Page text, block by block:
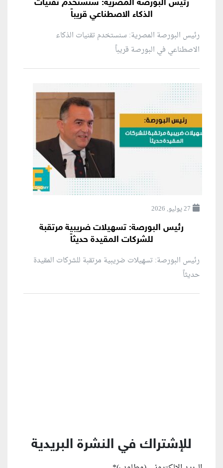
رئيس البورصة المصرية: سنستخدم تقنيات
الذكاء الاصطناعي قريباً
رئيس البورصة المصرية: سنستخدم تقنيات الذكاء
الاصطناعي في البورصة قريباً
27 يوليو, 2026
رئيس البورصة: تسهيلات ضريبية مرتقبة
للشركات المقيدة حديثاً
رئيس البورصة: تسهيلات ضريبية مرتقبة للشركات المقيدة
حديثاً
للإشتراك في النشرة البريدية